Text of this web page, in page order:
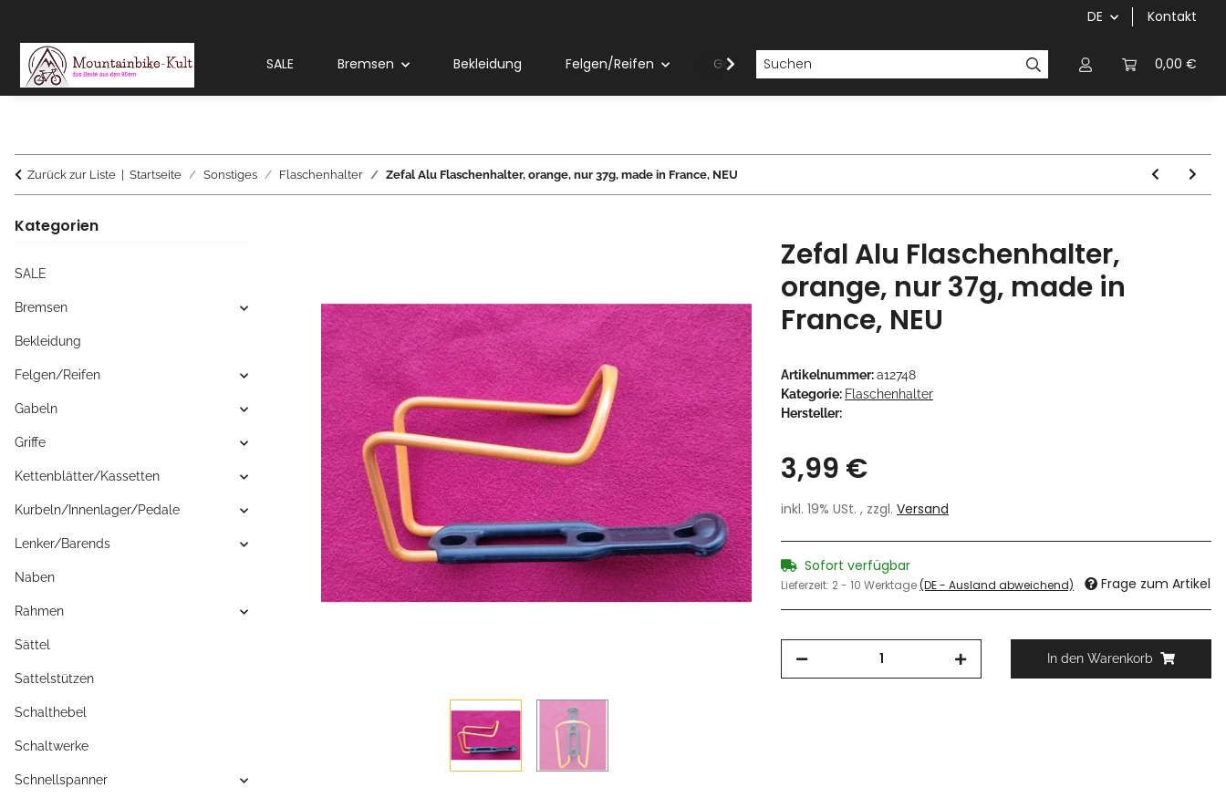
DE Kontakt
0,00 €
SALE Bremsen Bekleidung Felgen/Reifen Gabeln Kettenblätter/Kassetten Kurbeln/
Zurück zur Liste Startseite Sonstiges Flaschenhalter Zefal Alu Flaschenhalter, orange, nur 37g, made in France, NEU
Zefal Alu Flaschenhalter,
orange, nur 37g, made in
France, NEU
Artikelnummer:a12748
Kategorie: Flaschenhalter
Hersteller:
3,99 €
inkl. 19% USt. , zzgl. Versand
Sofort verfügbar
Lieferzeit: 2 - 10 Werktage(DE - Ausland abweichend) Frage zum Artikel
In den Warenkorb
Kategorien
SALE
Bremsen
Bekleidung
Felgen/Reifen
Gabeln
Griffe
Kettenblätter/Kassetten
Kurbeln/Innenlager/Pedale
Lenker/Barends
Naben
Rahmen
Sättel
Sattelstützen
Schalthebel
Schaltwerke
Schnellspanner